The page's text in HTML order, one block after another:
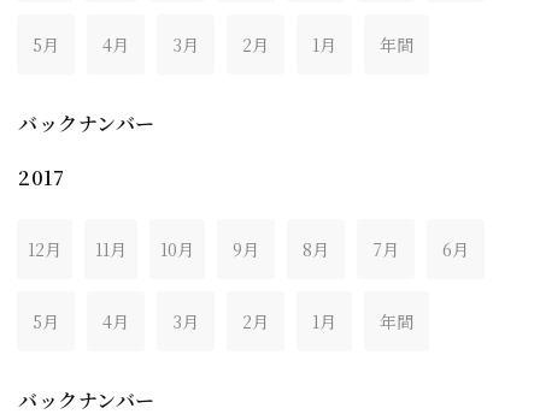
5月 4月 3月 2月 1月 年間
バックナンバー
2017
12月 11月 10月 9月 8月 7月 6月
5月 4月 3月 2月 1月 年間
バックナンバー